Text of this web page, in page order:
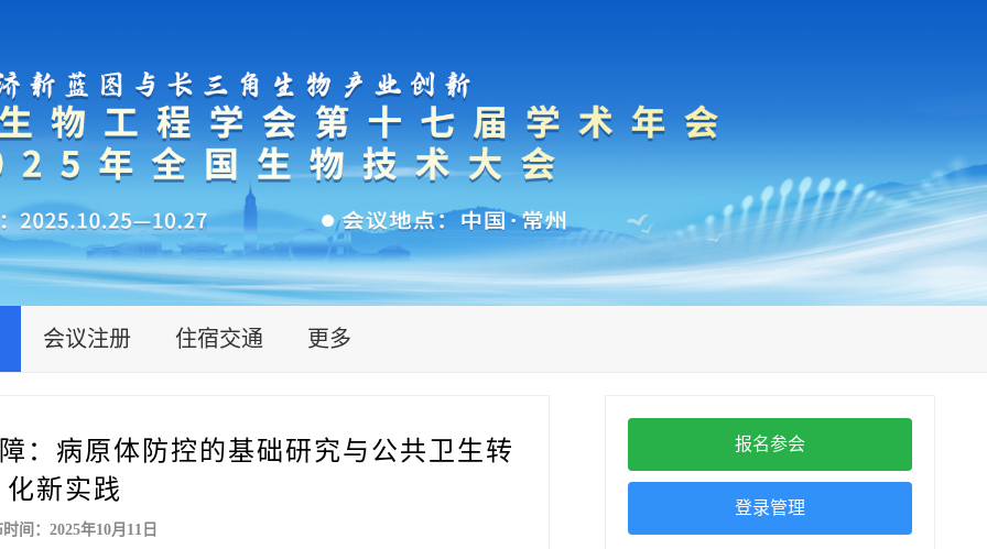
会议注册 住宿交通 更多
：病原体防控的基础研究与公共卫生转
化新实践
间：2025年10月11日
报名参会
登录管理